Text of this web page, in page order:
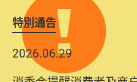
特別通告
2026.06.29